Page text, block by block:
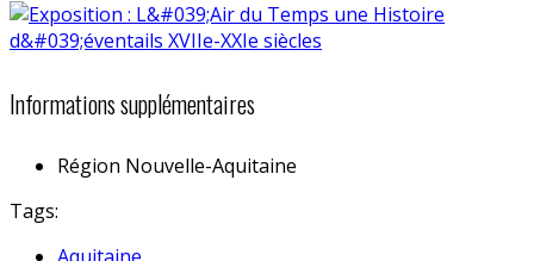
Informations supplémentaires
Région Nouvelle-Aquitaine
Tags: